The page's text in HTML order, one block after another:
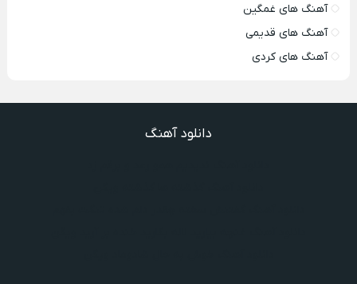
آهنگ های غمگین
آهنگ های قدیمی
آهنگ های کردی
دانلود آهنگ